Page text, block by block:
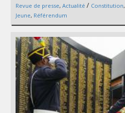
Revue de presse, Actualité / Constitution,
Jeune, Référendum